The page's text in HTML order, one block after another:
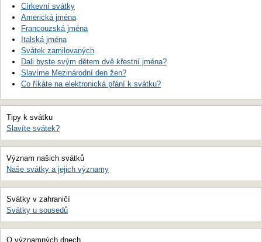
Církevní svátky
Americká jména
Francouzská jména
Italská jména
Svátek zamilovaných
Dali byste svým dětem dvě křestní jména?
Slavíme Mezinárodní den žen?
Co říkáte na elektronická přání k svátku?
Tipy k svátku
Slavíte svátek?
Význam našich svátků
Naše svátky a jejich významy
Svátky v zahraničí
Svátky u sousedů
O významných dnech